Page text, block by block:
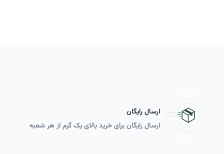
ارسال رایگان
ارسال رایگان برای خرید بالای یک گرم از هر شعبه